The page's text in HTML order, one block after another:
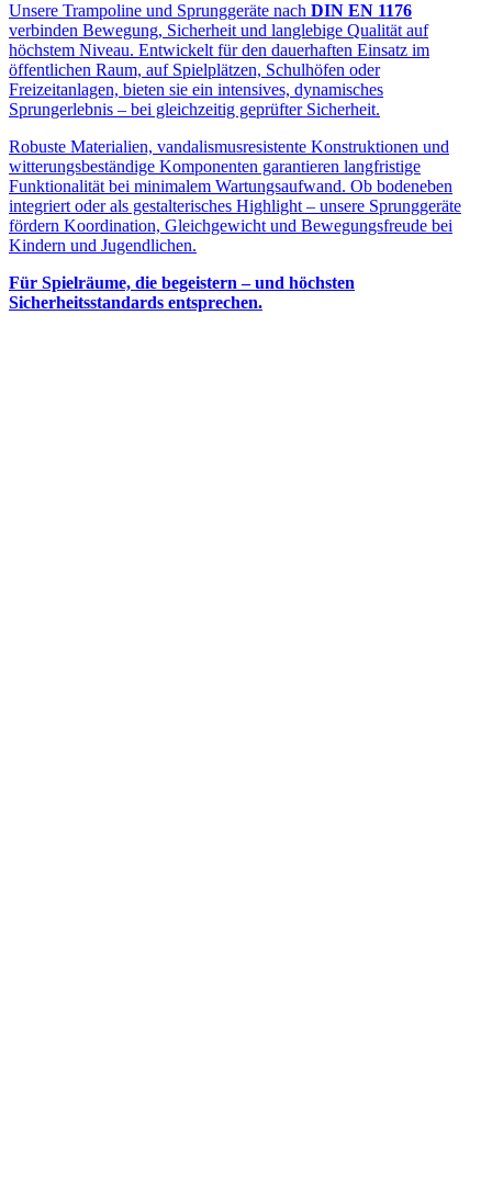
Unsere Trampoline und Sprunggeräte nach DIN EN 1176
verbinden Bewegung, Sicherheit und langlebige Qualität auf
höchstem Niveau. Entwickelt für den dauerhaften Einsatz im
öffentlichen Raum, auf Spielplätzen, Schulhöfen oder
Freizeitanlagen, bieten sie ein intensives, dynamisches
Sprungerlebnis – bei gleichzeitig geprüfter Sicherheit.
Robuste Materialien, vandalismusresistente Konstruktionen und
witterungsbeständige Komponenten garantieren langfristige
Funktionalität bei minimalem Wartungsaufwand. Ob bodeneben
integriert oder als gestalterisches Highlight – unsere Sprunggeräte
fördern Koordination, Gleichgewicht und Bewegungsfreude bei
Kindern und Jugendlichen.
Für Spielräume, die begeistern – und höchsten
Sicherheitsstandards entsprechen.